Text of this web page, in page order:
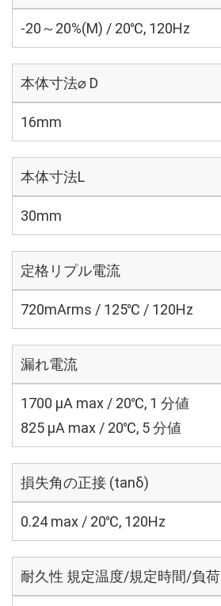
-20～20%(M) / 20℃, 120Hz
本体寸法⌀ D
16mm
本体寸法L
30mm
定格リプル電流
720mArms / 125℃ / 120Hz
漏れ電流
1700 μA max / 20℃, 1 分値
825 μA max / 20℃, 5 分値
損失角の正接 (tanδ)
0.24 max / 20℃, 120Hz
耐久性 規定温度/規定時間/負荷